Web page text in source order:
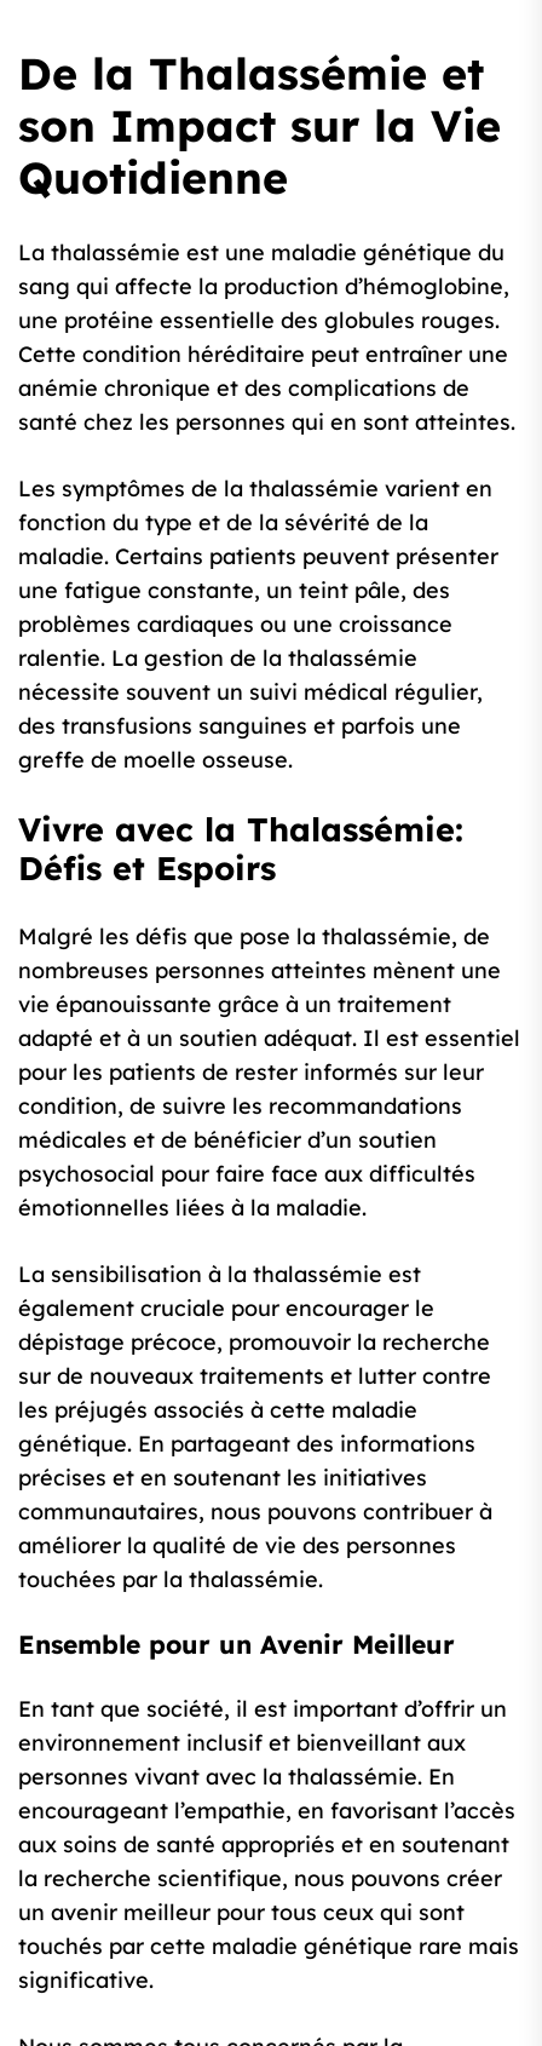
De la Thalassémie et
son Impact sur la Vie
Quotidienne
La thalassémie est une maladie génétique du
sang qui affecte la production d’hémoglobine,
une protéine essentielle des globules rouges.
Cette condition héréditaire peut entraîner une
anémie chronique et des complications de
santé chez les personnes qui en sont atteintes.
Les symptômes de la thalassémie varient en
fonction du type et de la sévérité de la
maladie. Certains patients peuvent présenter
une fatigue constante, un teint pâle, des
problèmes cardiaques ou une croissance
ralentie. La gestion de la thalassémie
nécessite souvent un suivi médical régulier,
des transfusions sanguines et parfois une
greffe de moelle osseuse.
Vivre avec la Thalassémie:
Défis et Espoirs
Malgré les défis que pose la thalassémie, de
nombreuses personnes atteintes mènent une
vie épanouissante grâce à un traitement
adapté et à un soutien adéquat. Il est essentiel
pour les patients de rester informés sur leur
condition, de suivre les recommandations
médicales et de bénéficier d’un soutien
psychosocial pour faire face aux difficultés
émotionnelles liées à la maladie.
La sensibilisation à la thalassémie est
également cruciale pour encourager le
dépistage précoce, promouvoir la recherche
sur de nouveaux traitements et lutter contre
les préjugés associés à cette maladie
génétique. En partageant des informations
précises et en soutenant les initiatives
communautaires, nous pouvons contribuer à
améliorer la qualité de vie des personnes
touchées par la thalassémie.
Ensemble pour un Avenir Meilleur
En tant que société, il est important d’offrir un
environnement inclusif et bienveillant aux
personnes vivant avec la thalassémie. En
encourageant l’empathie, en favorisant l’accès
aux soins de santé appropriés et en soutenant
la recherche scientifique, nous pouvons créer
un avenir meilleur pour tous ceux qui sont
touchés par cette maladie génétique rare mais
significative.